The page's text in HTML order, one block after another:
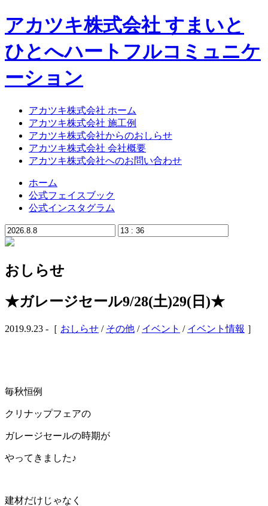
アカツキ株式会社 すまいと
ひとへハートフルコミュニケ
ーション
アカツキ株式会社 ホーム
アカツキ株式会社 施工例
アカツキ株式会社からのおしらせ
アカツキ株式会社 会社概要
アカツキ株式会社へのお問い合わせ
ホーム
公式フェイスブック
公式インスタグラム
おしらせ
★ガレージセール9/28(土)29(日)★
2019.9.23 -［ おしらせ / その他 / イベント / イベント情報 ］
毎秋恒例
クリナップフェアの
ガレージセールの時期が
やってきました♪
建材だけじゃなく